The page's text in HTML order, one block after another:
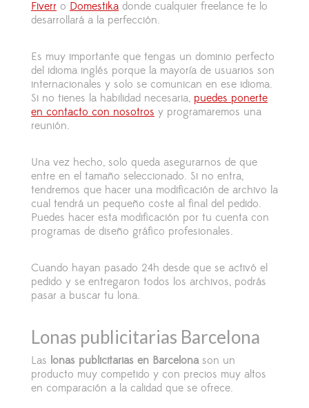
Fiverr o Domestika donde cualquier freelance te lo
desarrollará a la perfección.
Es muy importante que tengas un dominio perfecto
del idioma inglés porque la mayoría de usuarios son
internacionales y solo se comunican en ese idioma.
Si no tienes la habilidad necesaria, puedes ponerte
en contacto con nosotros y programaremos una
reunión.
Una vez hecho, solo queda asegurarnos de que
entre en el tamaño seleccionado. Si no entra,
tendremos que hacer una modificación de archivo la
cual tendrá un pequeño coste al final del pedido.
Puedes hacer esta modificación por tu cuenta con
programas de diseño gráfico profesionales.
Cuando hayan pasado 24h desde que se activó el
pedido y se entregaron todos los archivos, podrás
pasar a buscar tu lona.
Lonas publicitarias Barcelona
Las lonas publicitarias en Barcelonason un
producto muy competido y con precios muy altos
en comparación a la calidad que se ofrece.